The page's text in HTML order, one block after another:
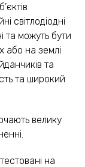
світлодіодні
та можуть бути
або на землі
та
та широкий
велику
на